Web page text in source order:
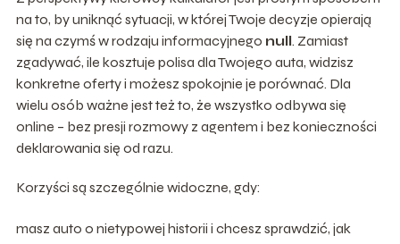
na to, by uniknąć sytuacji, w której Twoje decyzje opierają
się na czymś w rodzaju informacyjnego null. Zamiast
zgadywać, ile kosztuje polisa dla Twojego auta, widzisz
konkretne oferty i możesz spokojnie je porównać. Dla
wielu osób ważne jest też to, że wszystko odbywa się
online – bez presji rozmowy z agentem i bez konieczności
deklarowania się od razu.
Korzyści są szczególnie widoczne, gdy:
masz auto o nietypowej historii i chcesz sprawdzić, jak